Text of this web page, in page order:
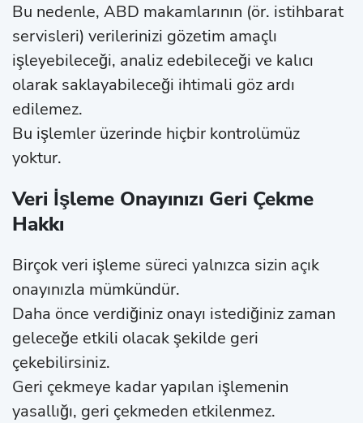
Bu nedenle, ABD makamlarının (ör. istihbarat
servisleri) verilerinizi gözetim amaçlı
işleyebileceği, analiz edebileceği ve kalıcı
olarak saklayabileceği ihtimali göz ardı
edilemez.
Bu işlemler üzerinde hiçbir kontrolümüz
yoktur.
Veri İşleme Onayınızı Geri Çekme
Hakkı
Birçok veri işleme süreci yalnızca sizin açık
onayınızla mümkündür.
Daha önce verdiğiniz onayı istediğiniz zaman
geleceğe etkili olacak şekilde geri
çekebilirsiniz.
Geri çekmeye kadar yapılan işlemenin
yasallığı, geri çekmeden etkilenmez.